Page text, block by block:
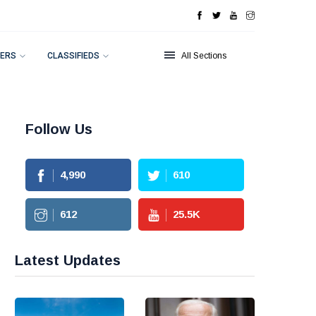
CLASSIFIEDS All Sections
Follow Us
4,990 610
612 25.5K
Latest Updates